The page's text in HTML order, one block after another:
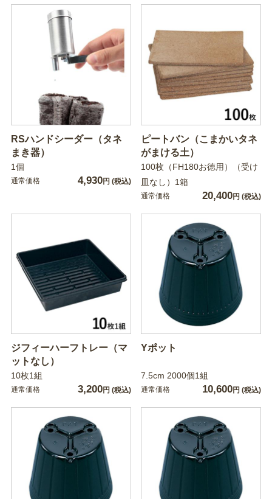
RSハンドシーダー（タネ
まき器）
1個
通常価格 4,930円 (税込)
ピートバン（こまかいタネ
がまける土）
100枚（FH180お徳用）（受け
皿なし）1箱
通常価格 20,400円 (税込)
ジフィーハーフトレー（マ
ットなし）
10枚1組
通常価格 3,200円 (税込)
Yポット
7.5cm 2000個1組
通常価格 10,600円 (税込)